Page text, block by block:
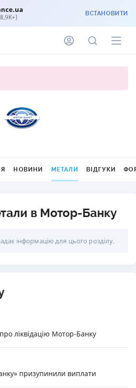
ВСТАНОВИТИ
НОВИНИ МЕТАЛИ ВІДГУКИ
в Мотор-Банку
інформацію для цього розділу.
ліквідацію Мотор-Банку
призупинили виплати